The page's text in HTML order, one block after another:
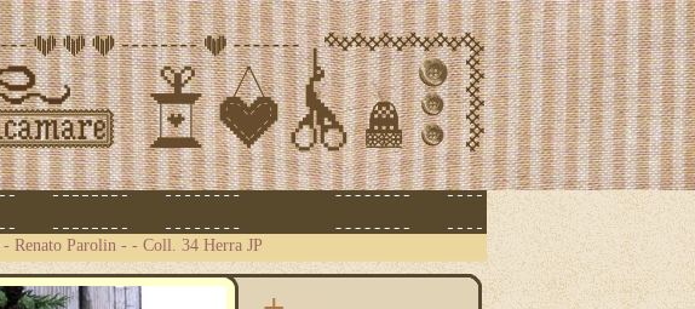
- Renato Parolin - - Coll. 34 Herra JP